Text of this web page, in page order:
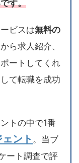
す。
ビスは無料の
ら求人紹介、
ートしてくれ
て転職を成功
トの中で1番
ント 。当ブ
ート調査で評